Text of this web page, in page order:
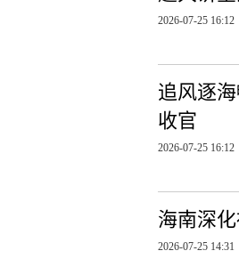
2026-07-25 16:12
追风逐
收官
2026-07-25 16:12
海南深
2026-07-25 14:31